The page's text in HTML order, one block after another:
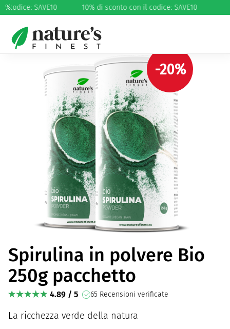
%
codice: SAVE10 10% di sconto con il codice: SAVE10
Home/Supercibi/Alghe ed erbe/ Spirulina in polvere
Bio 250g pacchetto
-20%
Spirulina in polvere Bio
250g pacchetto
4.89 / 5 65 Recensioni verificate
La ricchezza verde della natura